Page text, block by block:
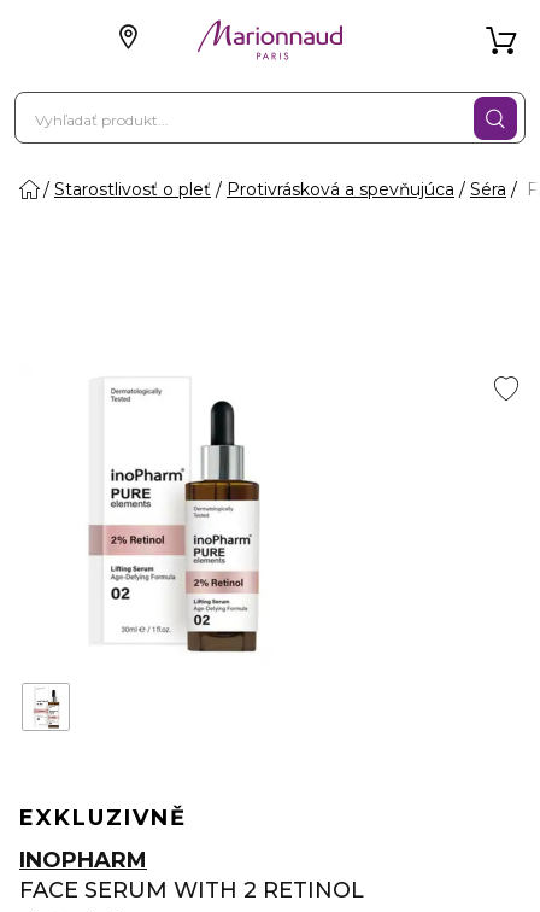
Starostlivosť o pleť Protivrásková a spevňujúca Séra
EXKLUZIVNĚ
INOPHARM
FACE SERUM WITH 2 RETINOL